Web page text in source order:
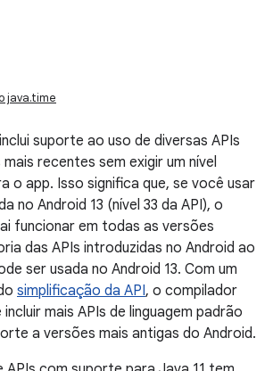
java.time
suporte ao uso de diversas APIs
recentes sem exigir um nível
o app. Isso significa que, se você usar
no Android 13 (nível 33 da API), o
funcionar em todas as versões
das APIs introduzidas no Android ao
ser usada no Android 13. Com um
simplificação da API, o compilador
mais APIs de linguagem padrão
a versões mais antigas do Android.